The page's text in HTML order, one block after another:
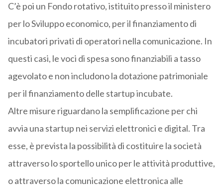
C’è poi un Fondo rotativo, istituito presso il ministero
per lo Sviluppo economico, per il finanziamento di
incubatori privati di operatori nella comunicazione. In
questi casi, le voci di spesa sono finanziabili a tasso
agevolato e non includono la dotazione patrimoniale
per il finanziamento delle startup incubate.
Altre misure riguardano la semplificazione per chi
avvia una startup nei servizi elettronici e digital. Tra
esse, è prevista la possibilità di costituire la società
attraverso lo sportello unico per le attività produttive,
o attraverso la comunicazione elettronica alle